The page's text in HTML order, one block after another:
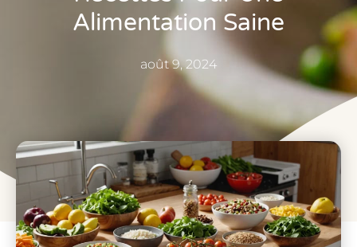
Alimentation Saine
août 9, 2024